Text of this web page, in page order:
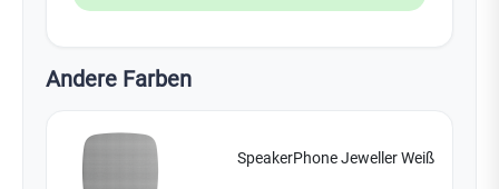
Andere Farben
SpeakerPhone Jeweller Weiß